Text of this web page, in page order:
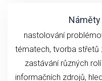
Náměty
nastolování
tématech, tvorba střetů
zastávání různých
informačních zdrojů,